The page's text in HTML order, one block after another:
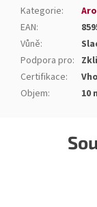
Kategorie:
EAN:
Vůně:
Podpora pro:
Certifikace:
Objem: 10